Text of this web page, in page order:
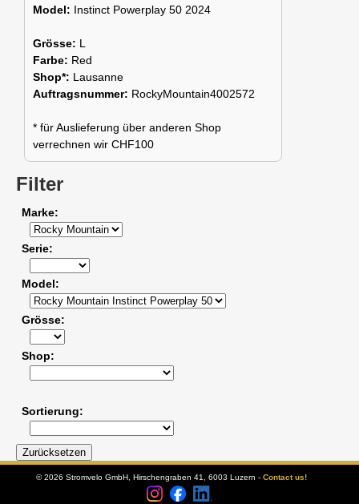
Model: Instinct Powerplay 50 2024
Grösse: L
Farbe: Red
Shop*: Lausanne
Auftragsnummer: RockyMountain4002572
* für Auslieferung über anderen Shop
verrechnen wir CHF100
Filter
Marke
Serie
Model
Grösse
Shop
Sortierung
© 2026 Stromvelo GmbH, Hirschengraben 41, 6003 Luzern - Contact us!